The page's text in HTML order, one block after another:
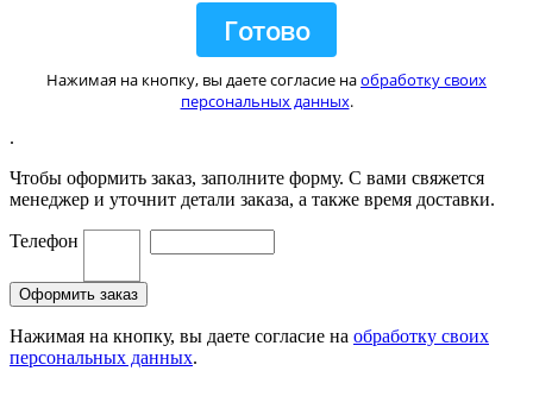
Нажимая на кнопку, вы даете согласие наобработку своих
персональных данных.
.
Чтобы оформить заказ, заполните форму. С вами свяжется
менеджер и уточнит детали заказа, а также время доставки.
Телефон
Нажимая на кнопку, вы даете согласие на обработку своих
персональных данных.